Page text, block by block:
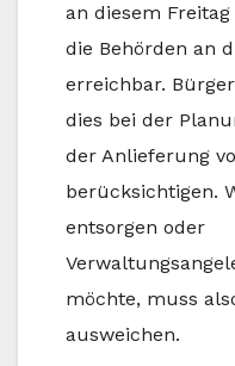
an diesem
die Behörden an
erreichbar.
dies bei der
der Anlieferung
berücksichtigen.
entsorgen oder
möchte, muss
ausweichen.